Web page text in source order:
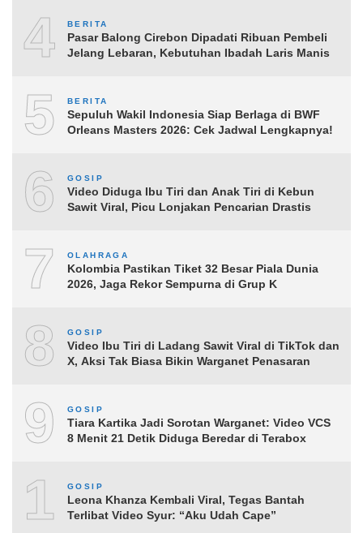
4 BERITA
Pasar Balong Cirebon Dipadati Ribuan Pembeli
Jelang Lebaran, Kebutuhan Ibadah Laris Manis
5 BERITA
Sepuluh Wakil Indonesia Siap Berlaga di BWF
Orleans Masters 2026: Cek Jadwal Lengkapnya!
6 GOSIP
Video Diduga Ibu Tiri dan Anak Tiri di Kebun
Sawit Viral, Picu Lonjakan Pencarian Drastis
7 OLAHRAGA
Kolombia Pastikan Tiket 32 Besar Piala Dunia
2026, Jaga Rekor Sempurna di Grup K
8 GOSIP
Video Ibu Tiri di Ladang Sawit Viral di TikTok dan
X, Aksi Tak Biasa Bikin Warganet Penasaran
9 GOSIP
Tiara Kartika Jadi Sorotan Warganet: Video VCS
8 Menit 21 Detik Diduga Beredar di Terabox
10
GOSIP
Leona Khanza Kembali Viral, Tegas Bantah
Terlibat Video Syur: “Aku Udah Cape”